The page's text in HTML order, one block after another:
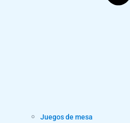
Juegos de mesa